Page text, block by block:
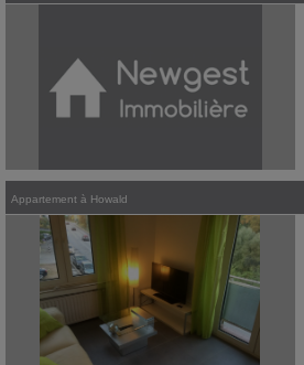
Appartement à Howald